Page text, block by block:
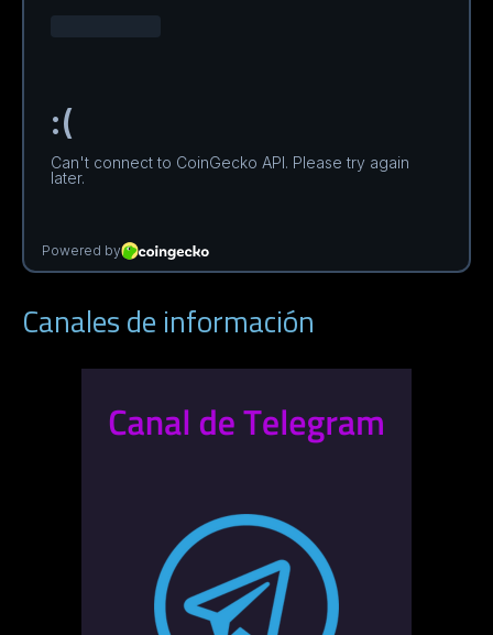
Canales de información